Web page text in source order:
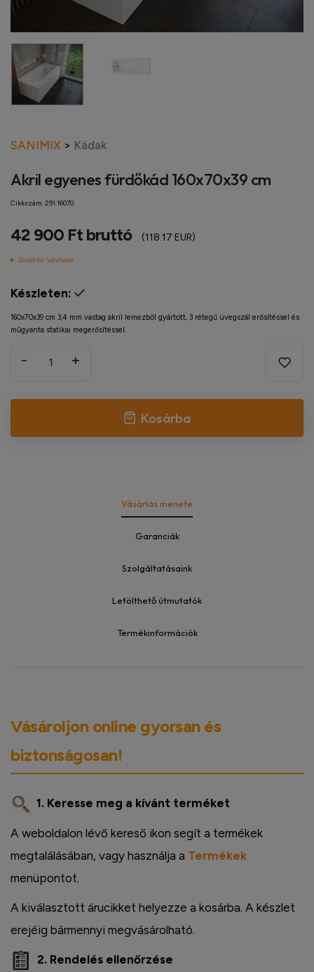
SANIMIX > Kádak
Akril egyenes fürdőkád 160x70x39 cm
Cikkszám: 291.16070
42 900 Ft bruttó (118.17 EUR)
Szállítási feltételek
Készleten:
160x70x39 cm 3,4 mm vastag akril lemezből gyártott, 3 rétegű üvegszál erősítéssel és
műgyanta statikai megerősítéssel.
- +
Kosárba
Vásárlás menete
Garanciák
Szolgáltatásaink
Letölthető útmutatók
Termékinformációk
Vásároljon online gyorsan és
biztonságosan!
1. Keresse meg a kívánt terméket
A weboldalon lévő kereső ikon segít a termékek
megtalálásában, vagy használja a Termékek
menüpontot.
A kiválasztott árucikket helyezze a kosárba. A készlet
erejéig bármennyi megvásárolható.
2. Rendelés ellenőrzése